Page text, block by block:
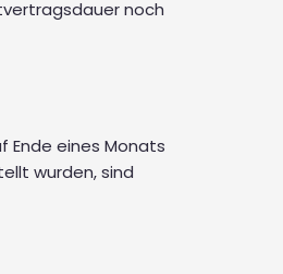
noch
Ende eines Monats
wurden, sind